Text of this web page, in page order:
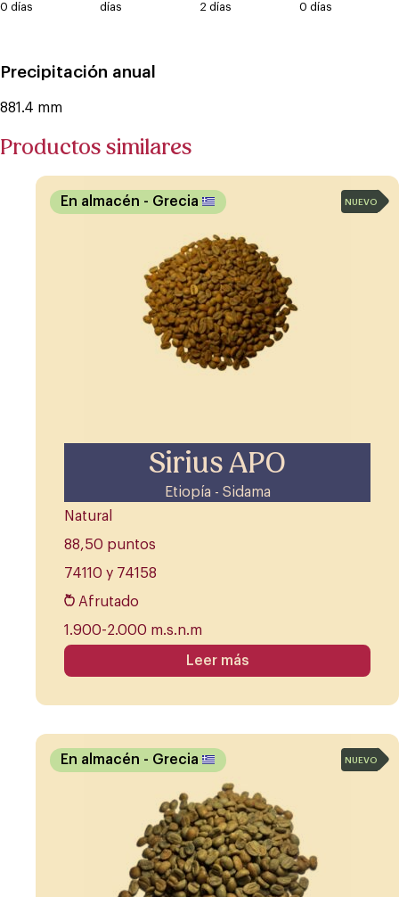
0 días días 2 días 0 días
Precipitación anual
881.4 mm
Productos similares
Sirius APO
Etiopía - Sidama
En almacén - Grecia
Natural
88,50 puntos
74110 y 74158
Afrutado
1.900-2.000 m.s.n.m
NUEVO
Leer más
En almacén - Grecia NUEVO